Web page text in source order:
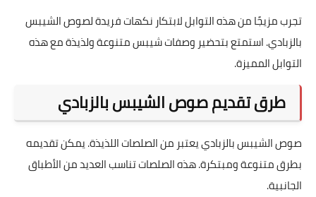
تجرب مزيجًا من هذه التوابل لابتكار نكهات فريدة لصوص الشيبس
بالزبادي. استمتع بتحضير وصفات شيبس متنوعة ولذيذة مع هذه
التوابل المميزة.
طرق تقديم صوص الشيبس بالزبادي
صوص الشيبس بالزبادي يعتبر من الصلصات اللذيذة. يمكن تقديمه
بطرق متنوعة ومبتكرة. هذه الصلصات تناسب العديد من الأطباق
الجانبية.